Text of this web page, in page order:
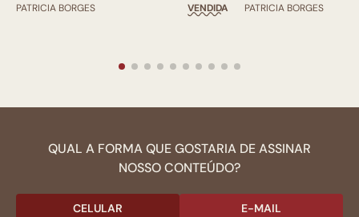
PATRICIA BORGES
VENDIDA
PATRICIA BORGES
QUAL A FORMA QUE GOSTARIA DE ASSINAR
NOSSO CONTEÚDO?
CELULAR E-MAIL